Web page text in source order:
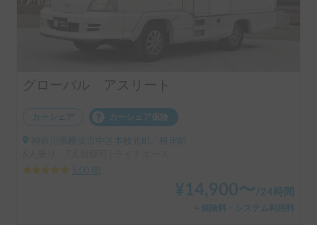
グローバル アスリート
カーシェア カーシェア保険
神奈川県横浜市中区本牧元町, ' 根岸駅
5.00
8
¥ 14,900〜 /24時間
＋保険料・システム利用料